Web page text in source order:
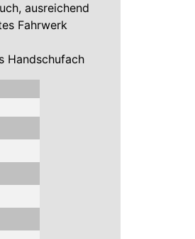
ausreichend
Fahrwerk
Handschufach